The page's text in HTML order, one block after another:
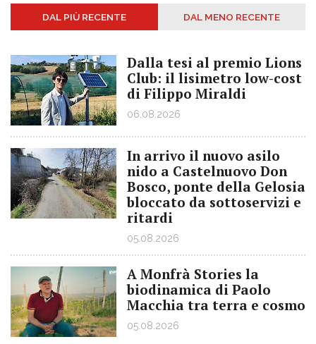
DAL PIÙ RECENTE DAL MENO RECENTE
Dalla tesi al premio Lions
Club: il lisimetro low-cost
di Filippo Miraldi
06.08.2026
In arrivo il nuovo asilo
nido a Castelnuovo Don
Bosco, ponte della Gelosia
bloccato da sottoservizi e
ritardi
05.08.2026
A Monfrà Stories la
biodinamica di Paolo
Macchia tra terra e cosmo
05.08.2026